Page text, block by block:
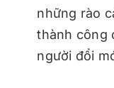
những rào
thành công
người đổi